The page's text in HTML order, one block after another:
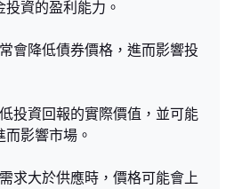
資的盈利能力。
會降低債券價格，進而影響投
投資回報的實際價值，並可能
影響市場。
求大於供應時，價格可能會上